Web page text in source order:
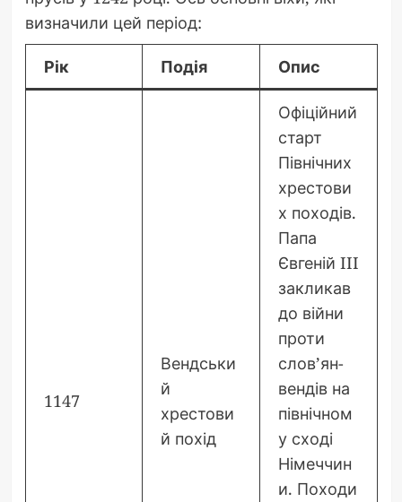
визначили цей період:
Рік Подія Опис
1147
Вендськи
й
хрестови
й похід
Офіційний
старт
Північних
хрестови
х походів.
Папа
Євгеній III
закликав
до війни
проти
слов’ян-
вендів на
північном
у сході
Німеччин
и. Походи